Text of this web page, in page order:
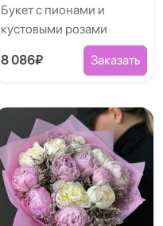
Букет с пионами и
кустовыми розами
8 086₽ Заказать